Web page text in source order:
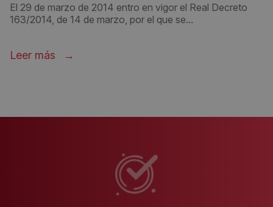
El 29 de marzo de 2014 entro en vigor el Real Decreto
163/2014, de 14 de marzo, por el que se...
Leer más